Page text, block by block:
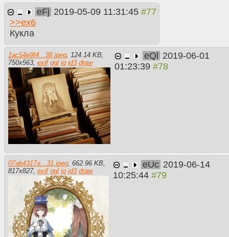
eFj 2019-05-09 11:31:45
>>ex6
Кукла
1ac54e9f4...38.jpeg 124.14 KB
750x563 exif ggl iq id3 draw
eQl
2019-06-01
01:23:39
07ab4317a...31.jpeg 662.96 KB
817x827, exif ggl iq id3 draw
eUc 2019-06-14
10:25:44